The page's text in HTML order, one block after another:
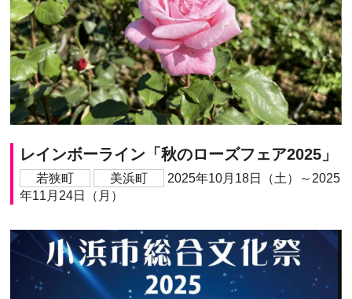
レインボーライン「秋のローズフェア2025」
若狭町 美浜町
2025年10月18日（土）～2025
年11月24日（月）